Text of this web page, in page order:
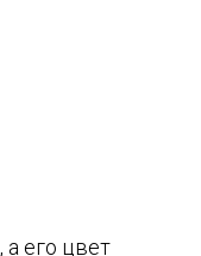
его цвет